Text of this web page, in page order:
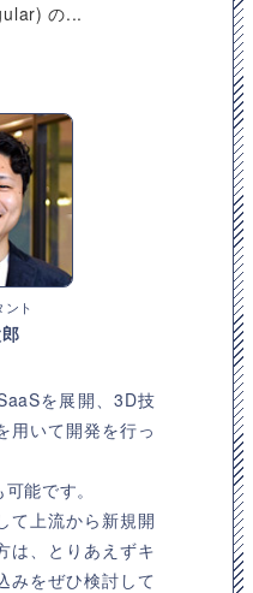
の...
ント
を展開、3D技
用いて開発を行っ
能です。
て上流から新規開
は、とりあえずキ
みをぜひ検討して